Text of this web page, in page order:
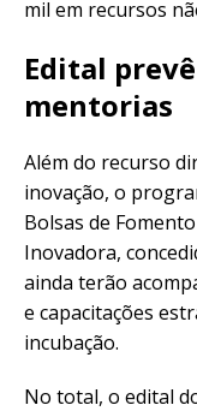
mil em recursos
Edital
mentorias
Além do recurso
inovação, o
Bolsas de
Inovadora,
ainda terão
e capacitações
incubação.
No total, o edital